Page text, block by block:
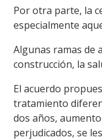
LinkPor otra parte, la
especialmente
Algunas ramas de
construcción, la
El acuerdo
tratamiento
dos años,
perjudicados, se